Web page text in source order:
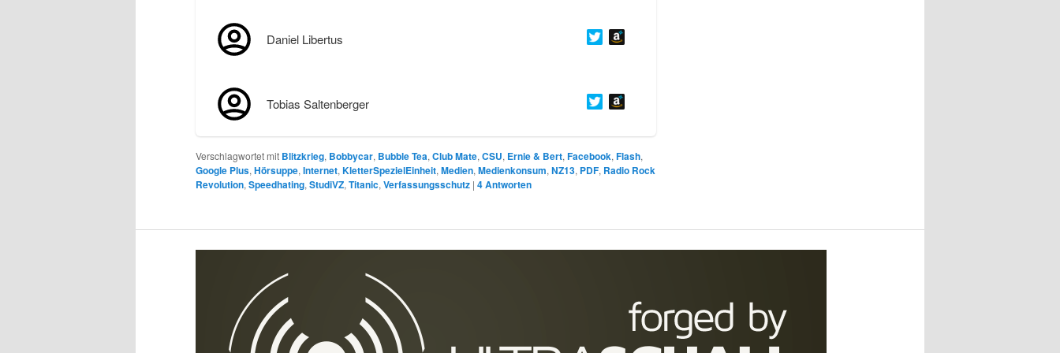
Daniel Libertus
Tobias Saltenberger
Verschlagwortet mit Blitzkrieg, Bobbycar, Bubble Tea, Club Mate, CSU, Ernie & Bert, Facebook, Flash,
Google Plus, Hörsuppe, Internet, KletterSpezielEinheit, Medien, Medienkonsum, NZ13, PDF, Radio Rock
Revolution, Speedhating, StudiVZ, Titanic, Verfassungsschutz | 4Antworten